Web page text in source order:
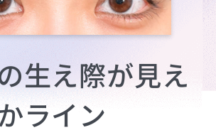
生え際が見え
ライン